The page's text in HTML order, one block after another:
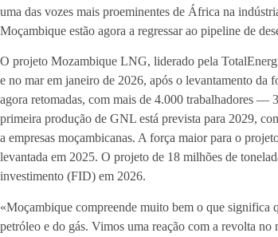
uma das vozes mais proeminentes de África na
Moçambique estão agora a regressar ao pipeline de
O projeto Mozambique LNG, liderado pela
e no mar em janeiro de 2026, após o levantamento da
agora retomadas, com mais de 4.000 trabalhadores
primeira produção de GNL está prevista para 2029,
a empresas moçambicanas. A força maior para o
levantada em 2025. O projeto de 18 milhões de
investimento (FID) em 2026.
«Moçambique compreende muito bem o que significa
petróleo e do gás. Vimos uma reação com a revolta